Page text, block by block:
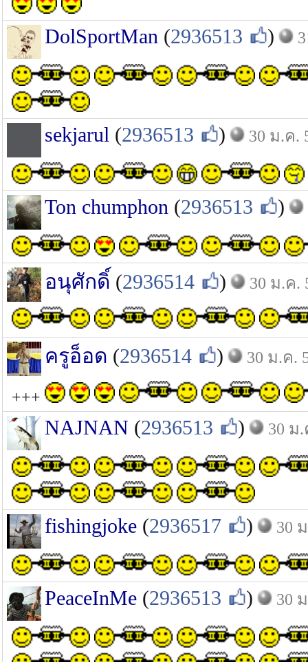
DolSportMan (2936513 )
sekjarul (2936513 ) 30 ม.ค.
Ton chumphon (2936513 )
อนุศักดิ์ (2936514 ) 30 ม.ค.
ครูอ็อด (2936514 ) 30 ม.ค.
+++
NAJNAN (2936513 ) 30 ม.
fishingjoke (2936517 ) 30
PeaceInMe (2936513 ) 30